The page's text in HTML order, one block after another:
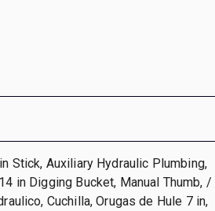
Stick, Auxiliary Hydraulic Plumbing,
in Digging Bucket, Manual Thumb, /
Cuchilla, Orugas de Hule 7 in,